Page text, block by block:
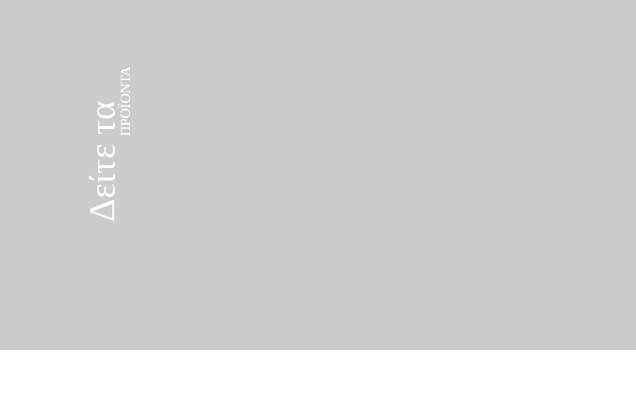
Δείτε ταΠΡΟΪΌΝΤΑ
Δείτε ταΠΡΟΪΌΝΤΑ